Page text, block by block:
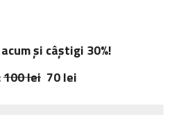
și câștigi 30%!
100 lei 70 lei